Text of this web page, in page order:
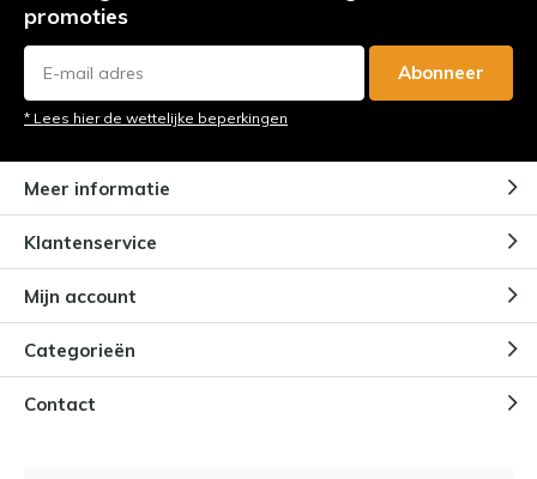
promoties
Abonneer
* Lees hier de wettelijke beperkingen
Meer informatie
Klantenservice
Mijn account
Categorieën
Contact